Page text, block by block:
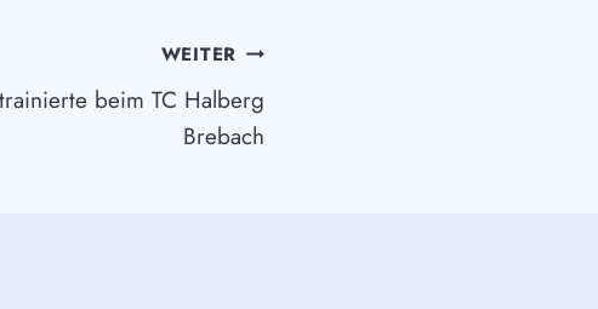
WEITER
beim TC Halberg
Brebach